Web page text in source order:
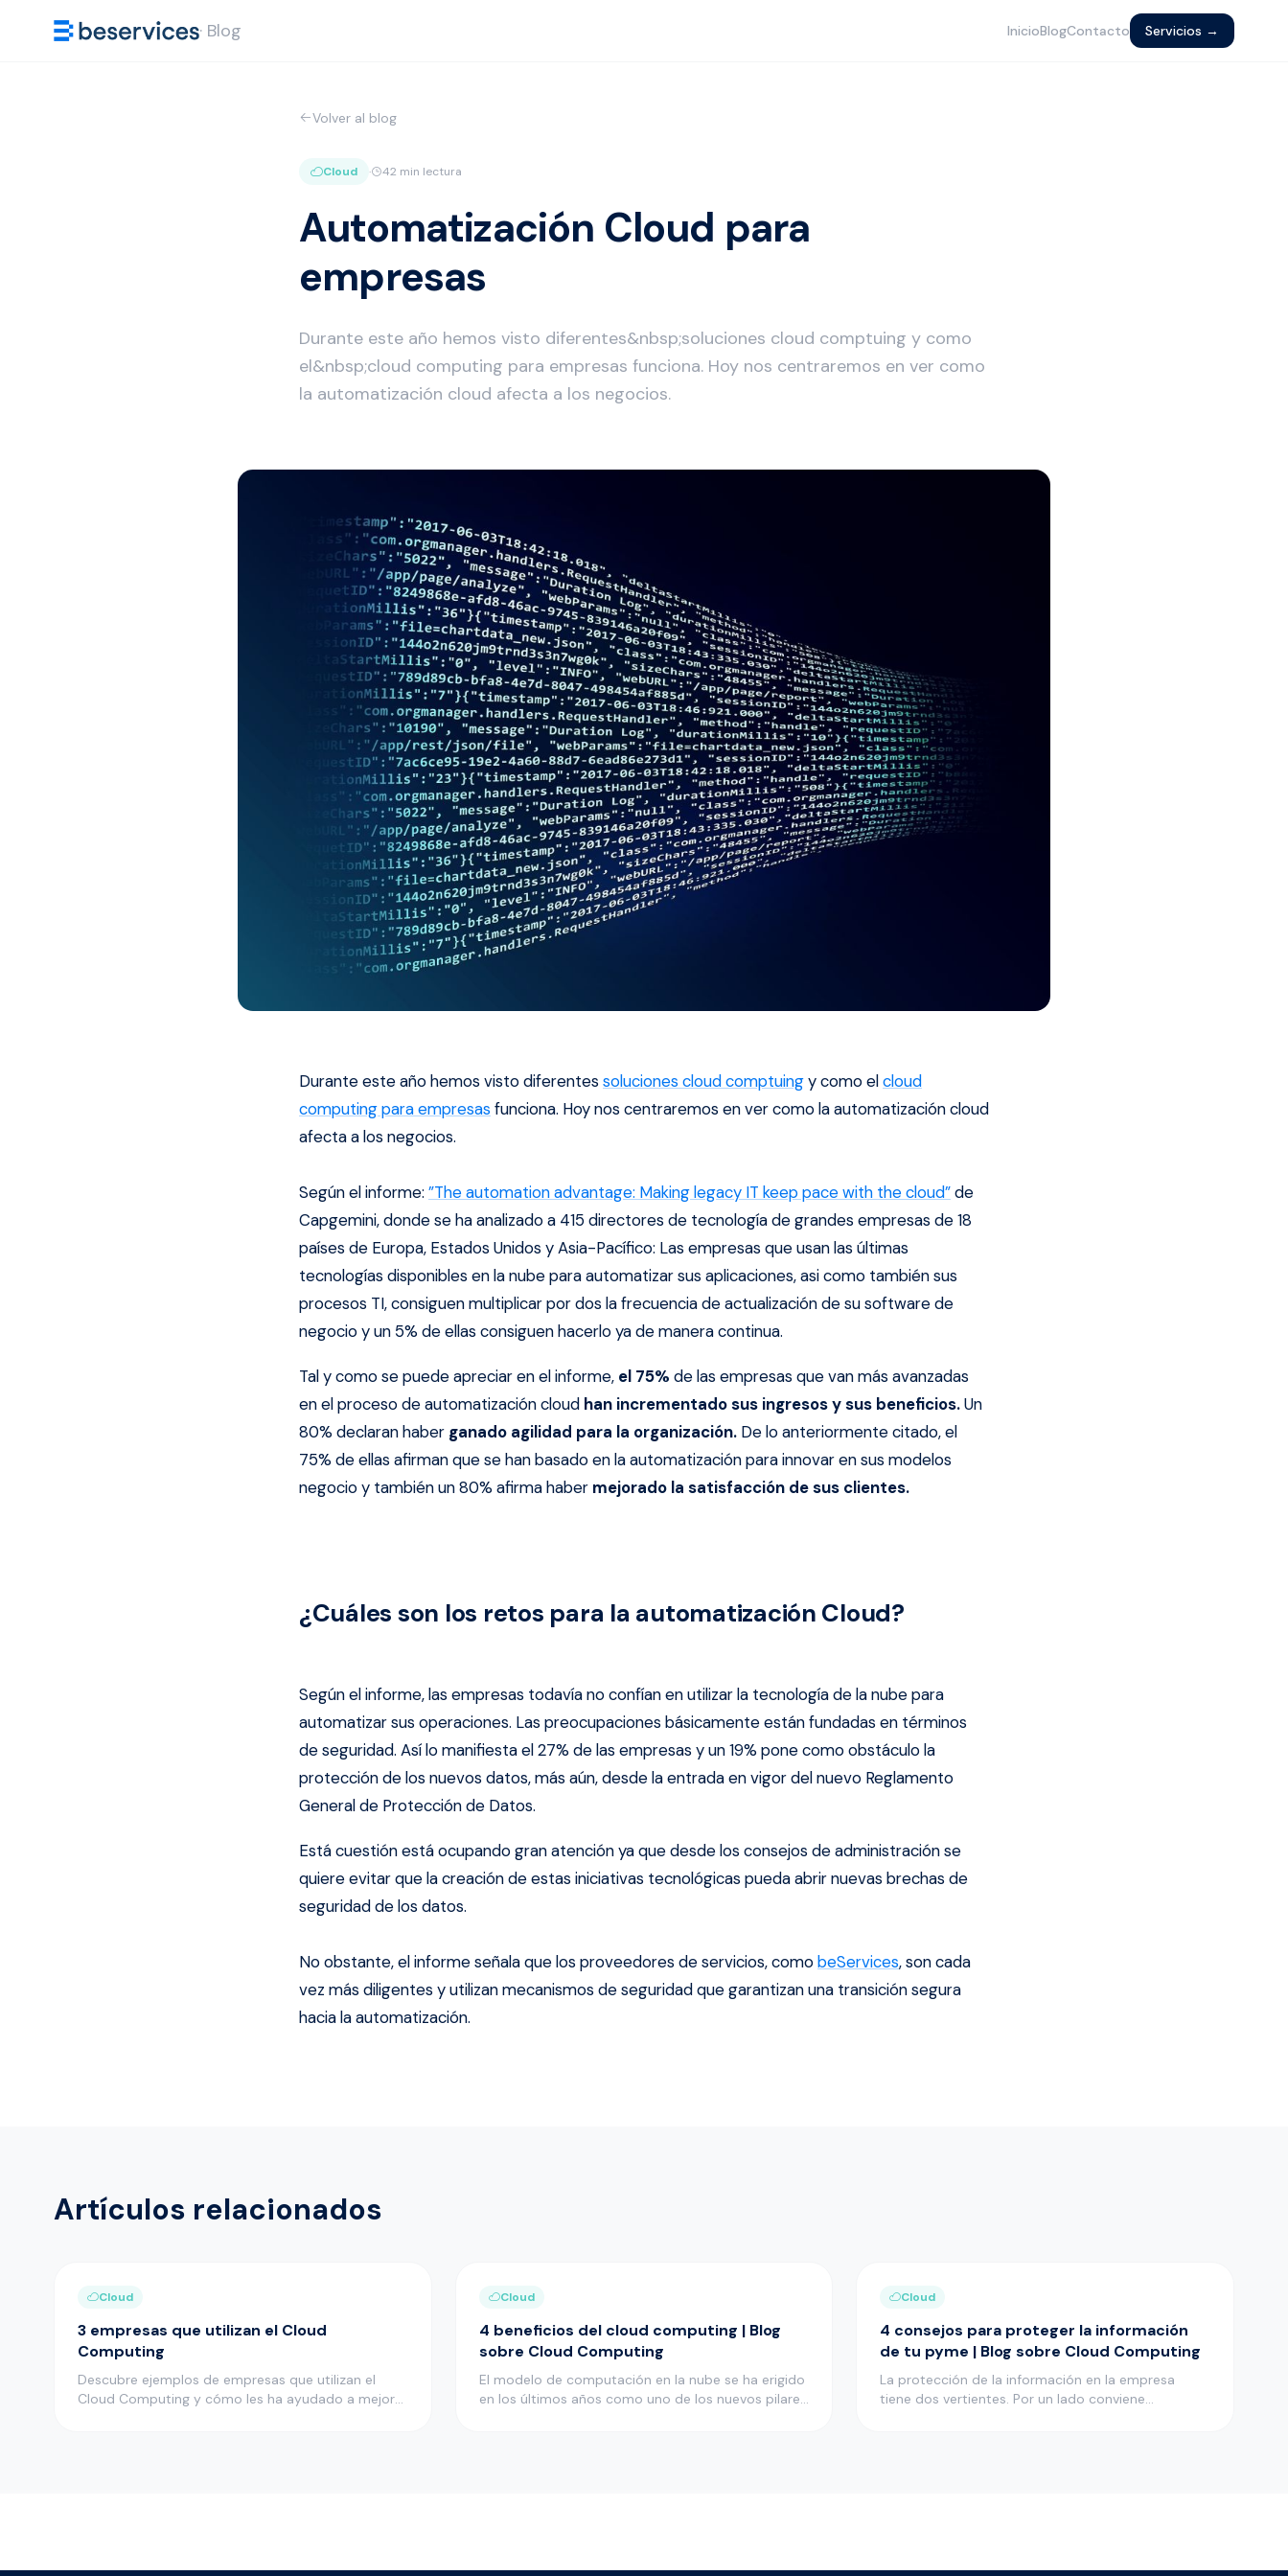
· Blog InicioBlogContacto Servicios →
Volver al blog
Cloud · 42 min lectura
Automatización Cloud para
empresas
Durante este año hemos visto diferentes&nbsp;soluciones cloud comptuing y como
el&nbsp;cloud computing para empresas funciona. Hoy nos centraremos en ver como
la automatización cloud afecta a los negocios.
Durante este año hemos visto diferentes soluciones cloud comptuingy como elcloud
computing para empresas funciona. Hoy nos centraremos en ver como la automatización cloud
afecta a los negocios.
Según el informe: ”The automation advantage: Making legacy IT keep pace with the cloud”de
Capgemini, donde se ha analizado a 415 directores de tecnología de grandes empresas de 18
países de Europa, Estados Unidos y Asia-Pacífico: Las empresas que usan las últimas
tecnologías disponibles en la nube para automatizar sus aplicaciones, asi como también sus
procesos TI, consiguen multiplicar por dos la frecuencia de actualización de su software de
negocio y un 5% de ellas consiguen hacerlo ya de manera continua.
Tal y como se puede apreciar en el informe, el 75% de las empresas que van más avanzadas
en el proceso de automatización cloud han incrementado sus ingresos y sus beneficios.Un
80% declaran haber ganado agilidad para la organización. De lo anteriormente citado, el
75% de ellas afirman que se han basado en la automatización para innovar en sus modelos
negocio y también un 80% afirma haber mejorado la satisfacción de sus clientes.
¿Cuáles son los retos para la automatización Cloud?
Según el informe, las empresas todavía no confían en utilizar la tecnología de la nube para
automatizar sus operaciones. Las preocupaciones básicamente están fundadas en términos
de seguridad. Así lo manifiesta el 27% de las empresas y un 19% pone como obstáculo la
protección de los nuevos datos, más aún, desde la entrada en vigor del nuevo Reglamento
General de Protección de Datos.
Está cuestión está ocupando gran atención ya que desde los consejos de administración se
quiere evitar que la creación de estas iniciativas tecnológicas pueda abrir nuevas brechas de
seguridad de los datos.
No obstante, el informe señala que los proveedores de servicios, comobeServices, son cada
vez más diligentes y utilizan mecanismos de seguridad que garantizan una transición segura
hacia la automatización.
Artículos relacionados
Cloud
3 empresas que utilizan el Cloud
Computing
Descubre ejemplos de empresas que utilizan el
Cloud Computing y cómo les ha ayudado a mejorar
Cloud
4 beneficios del cloud computing | Blog
sobre Cloud Computing
El modelo de computación en la nube se ha erigido
en los últimos años como uno de los nuevos pilares
Cloud
4 consejos para proteger la información
de tu pyme | Blog sobre Cloud Computing
La protección de la información en la empresa
tiene dos vertientes. Por un lado conviene